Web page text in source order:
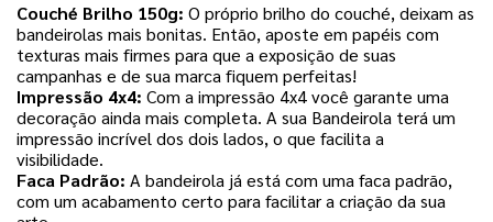
Couché Brilho 150g: O próprio brilho do couché, deixam as
bandeirolas mais bonitas. Então, aposte em papéis com
texturas mais firmes para que a exposição de suas
campanhas e de sua marca fiquem perfeitas!
Impressão 4x4: Com a impressão 4x4 você garante uma
decoração ainda mais completa. A sua Bandeirola terá um
impressão incrível dos dois lados, o que facilita a
visibilidade.
Faca Padrão: A bandeirola já está com uma faca padrão,
com um acabamento certo para facilitar a criação da sua